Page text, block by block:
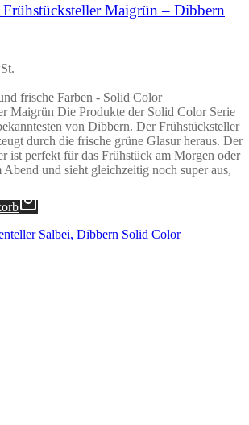
Maigrün – Dibbern
frische Farben - Solid Color
Maigrün Die Produkte der Solid Color Serie
von Dibbern. Der Frühstücksteller
durch die frische grüne Glasur heraus. Der
ist perfekt für das Frühstück am Morgen oder
Abend und sieht gleichzeitig noch super aus,